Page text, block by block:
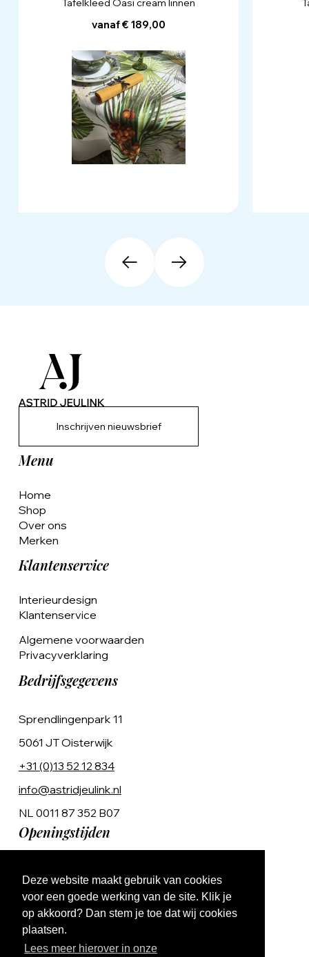
Deze website maakt gebruik van cookies
voor een goede werking van de site. Klik je
op akkoord? Dan stem je toe dat wij cookies
plaatsen.
Lees meer hierover in onze
Tafelkleed Oasi cream linnen
vanaf € 189,00
Inschrijven nieuwsbrief
Menu
Home
Shop
Over ons
Merken
Klantenservice
Interieurdesign
Klantenservice
Algemene voorwaarden
Privacyverklaring
Bedrijfsgegevens
Sprendlingenpark 11
5061 JT Oisterwijk
+31 (0)13 52 12 834
info@astridjeulink.nl
NL 0011 87 352 B07
Openingstijden
Ma t/m Vr 9:00 - 17:00